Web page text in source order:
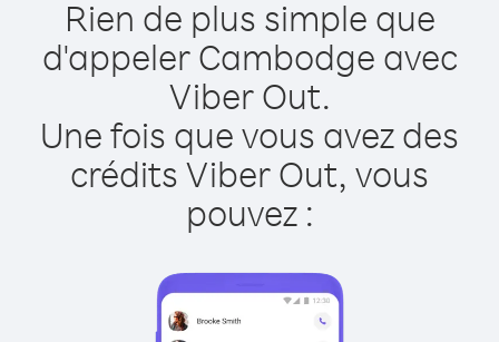
Rien de plus simple que
d'appeler Cambodge avec
Viber Out.
Une fois que vous avez des
crédits Viber Out, vous
pouvez :